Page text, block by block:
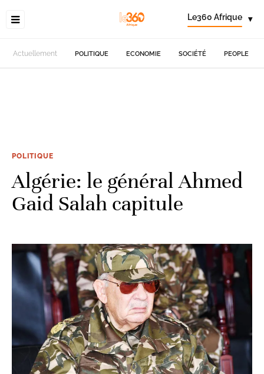
Le360 Afrique ▾
Actuellement POLITIQUE ECONOMIE SOCIÉTÉ PEOPLE
POLITIQUE
Algérie: le général Ahmed
Gaid Salah capitule